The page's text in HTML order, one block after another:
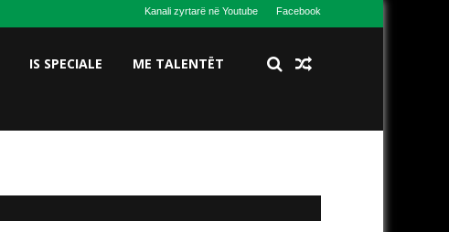
Kanali zyrtarë në Youtube Facebook
IS SPECIALE ME TALENTËT